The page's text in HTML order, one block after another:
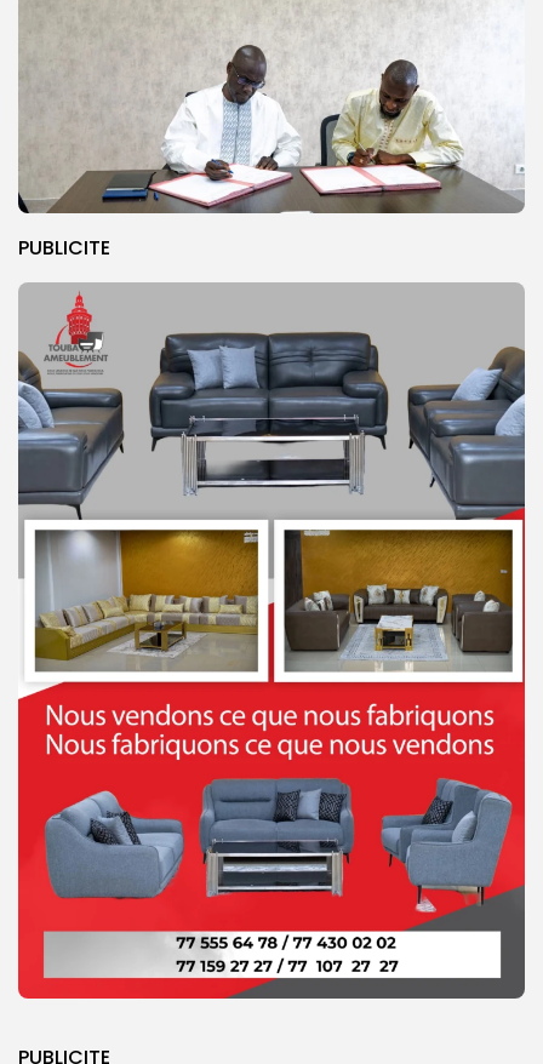
PUBLICITE
PUBLICITE